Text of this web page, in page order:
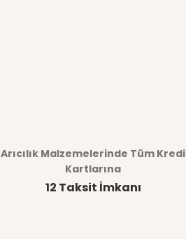
Arıcılık Malzemelerinde Tüm Kredi
Kartlarına
12 Taksit İmkanı